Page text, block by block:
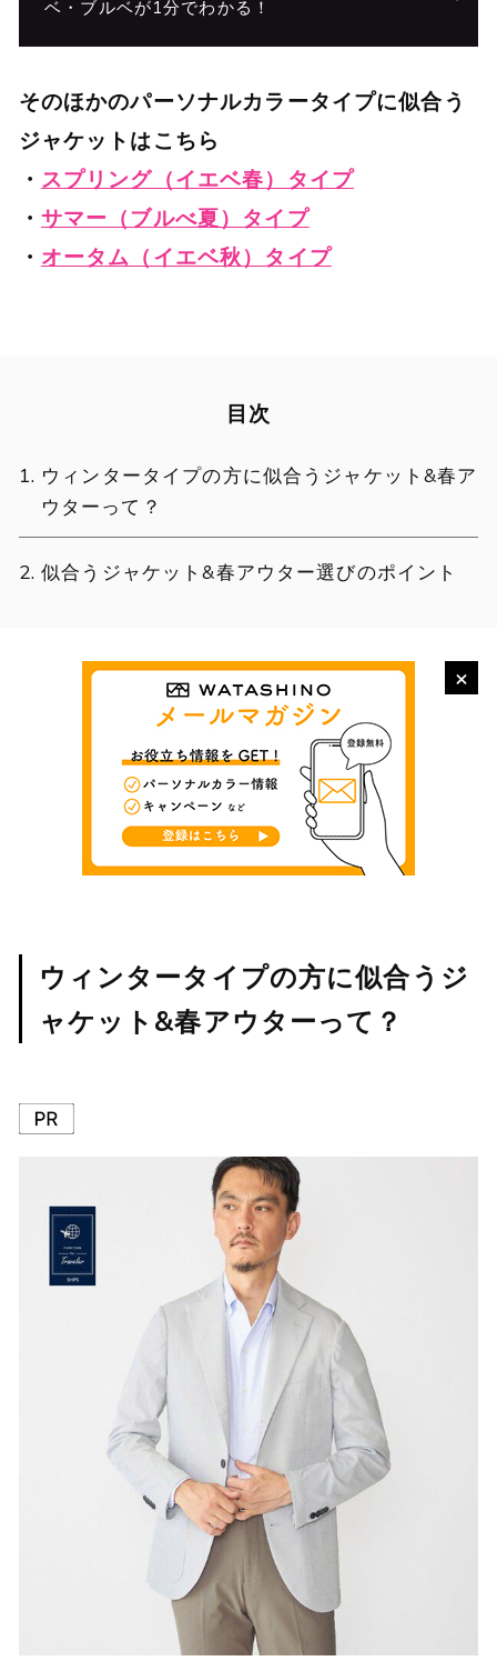
ベ・ブルベが1分でわかる！
そのほかのパーソナルカラータイプに似合う
ジャケットはこちら
・ スプリング（イエベ春）タイプ
・ サマー（ブルべ夏）タイプ
・ オータム（イエベ秋）タイプ
目次
ウィンタータイプの方に似合うジャケット&春ア
ウターって？
似合うジャケット&春アウター選びのポイント
×
ウィンタータイプの方に似合うジ
ャケット&春アウターって？